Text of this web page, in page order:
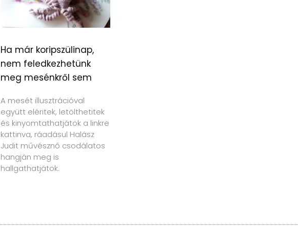
Ha már koripszülinap,
nem feledkezhetünk
meg mesénkről sem
A mesét illusztrációval
együtt eléritek, letölthetitek
és kinyomtathatjátok a linkre
kattinva, ráadásul Halász
Judit művésznő csodálatos
hangján meg is
hallgathatjátok.